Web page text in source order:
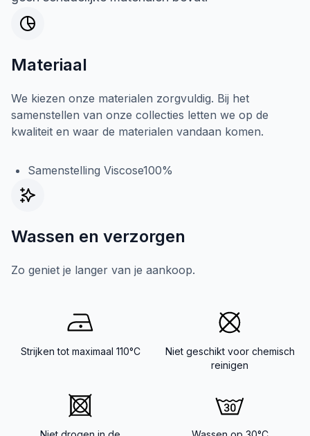
Materiaal
We kiezen onze materialen zorgvuldig. Bij het
samenstellen van onze collecties letten we op de
kwaliteit en waar de materialen vandaan komen.
Samenstelling Viscose100%
Wassen en verzorgen
Zo geniet je langer van je aankoop.
Strijken tot maximaal 110°C
Niet geschikt voor chemisch
reinigen